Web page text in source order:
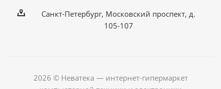
Санкт-Петербург, Московский проспект, д.
105-107
2026 © Неватека — интернет-гипермаркет